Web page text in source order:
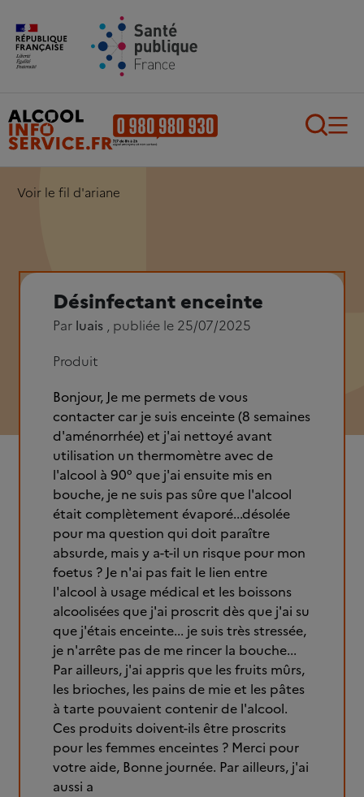
Aller au contenu principal
Voir le fil d'ariane
Désinfectant enceinte
Par luais , publiée le 25/07/2025
Produit
Bonjour, Je me permets de vous
contacter car je suis enceinte (8 semaines
d'aménorrhée) et j'ai nettoyé avant
utilisation un thermomètre avec de
l'alcool à 90° que j'ai ensuite mis en
bouche, je ne suis pas sûre que l'alcool
était complètement évaporé...désolée
pour ma question qui doit paraître
absurde, mais y a-t-il un risque pour mon
foetus ? Je n'ai pas fait le lien entre
l'alcool à usage médical et les boissons
alcoolisées que j'ai proscrit dès que j'ai su
que j'étais enceinte... je suis très stressée,
je n'arrête pas de me rincer la bouche...
Par ailleurs, j'ai appris que les fruits mûrs,
les brioches, les pains de mie et les pâtes
à tarte pouvaient contenir de l'alcool.
Ces produits doivent-ils être proscrits
pour les femmes enceintes ? Merci pour
votre aide, Bonne journée. Par ailleurs, j'ai
aussi a